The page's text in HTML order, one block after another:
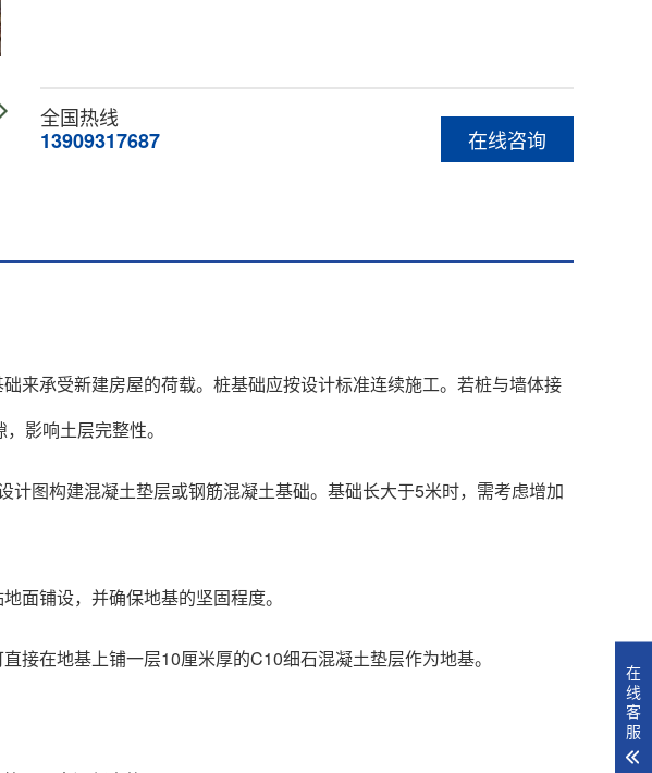
在线咨询
全国热线
13909317687
来承受新建房屋的荷载。桩基础应按设计标准连续施工。若桩与墙体接
影响土层完整性。
图构建混凝土垫层或钢筋混凝土基础。基础长大于5米时，需考虑增加
面铺设，并确保地基的坚固程度。
接在地基上铺一层10厘米厚的C10细石混凝土垫层作为地基。
在
线
客
服